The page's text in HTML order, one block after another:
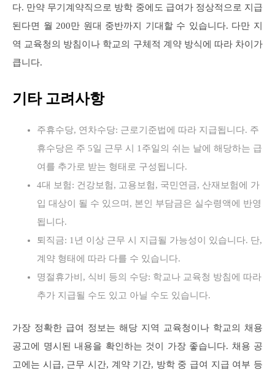
다. 만약 무기계약직으로 방학 중에도 급여가 정상적으로 지급
된다면 월 200만 원대 중반까지 기대할 수 있습니다. 다만 지
역 교육청의 방침이나 학교의 구체적 계약 방식에 따라 차이가
큽니다.
기타 고려사항
주휴수당, 연차수당: 근로기준법에 따라 지급됩니다. 주
휴수당은 주 5일 근무 시 1주일의 쉬는 날에 해당하는 급
여를 추가로 받는 형태로 구성됩니다.
4대 보험: 건강보험, 고용보험, 국민연금, 산재보험에 가
입 대상이 될 수 있으며, 본인 부담금은 실수령액에 반영
됩니다.
퇴직금: 1년 이상 근무 시 지급될 가능성이 있습니다. 단,
계약 형태에 따라 다를 수 있습니다.
명절휴가비, 식비 등의 수당: 학교나 교육청 방침에 따라
추가 지급될 수도 있고 아닐 수도 있습니다.
가장 정확한 급여 정보는 해당 지역 교육청이나 학교의 채용
공고에 명시된 내용을 확인하는 것이 가장 좋습니다. 채용 공
고에는 시급, 근무 시간, 계약 기간, 방학 중 급여 지급 여부 등